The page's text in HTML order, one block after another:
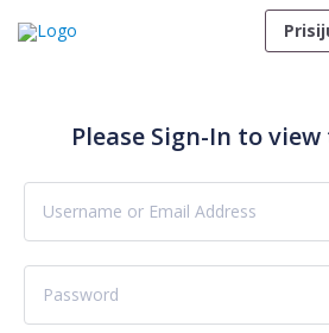
Please Sign-In to